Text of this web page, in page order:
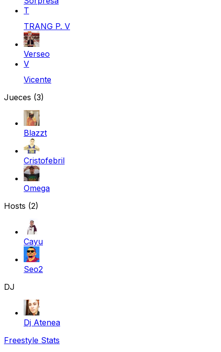
T
TRANG P. V
Verseo
V
Vicente
Jueces (3)
Blazzt
Cristofebril
Omega
Hosts (2)
Cayu
Seo2
DJ
Dj Atenea
Freestyle Stats